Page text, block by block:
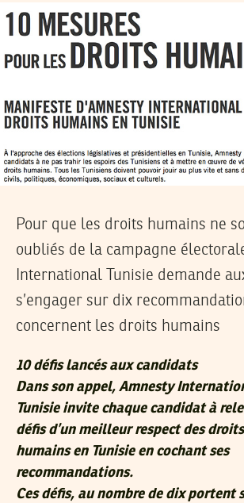
Pour que les droits humains ne
oubliés de la campagne
International Tunisie demande
s’engager sur dix
concernent les droits humains
10 défis lancés aux candidats
Dans son appel, Amnesty
Tunisie invite chaque candidat à
défis d’un meilleur respect des droits
humains en Tunisie en cochant ses
recommandations.
Ces défis, au nombre de dix portent